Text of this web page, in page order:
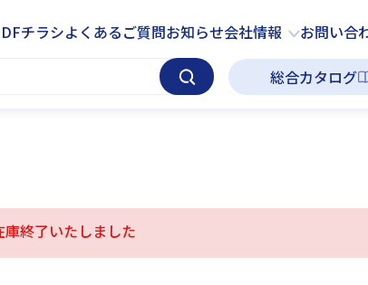
チラシよくあるご質問お知らせ会社情報 お問い合
総合カタログ
サービス サポート PDFチラシ よくある
庫終了いたしました